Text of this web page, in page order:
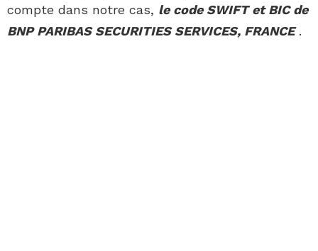
compte dans notre cas, le code SWIFT et BIC de
BNP PARIBAS SECURITIES SERVICES, FRANCE.